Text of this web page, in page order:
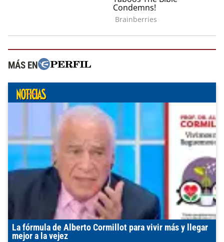
MÁS EN
La fórmula de Alberto Cormillot para vivir más y llegar
mejor a la vejez